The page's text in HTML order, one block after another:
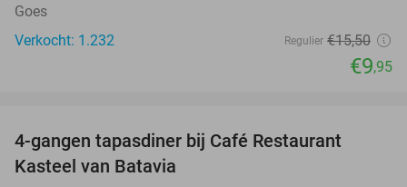
Goes
Verkocht: 1.232
Regulier €15,50
€9,95
4-gangen tapasdiner bij Café Restaurant
Kasteel van Batavia